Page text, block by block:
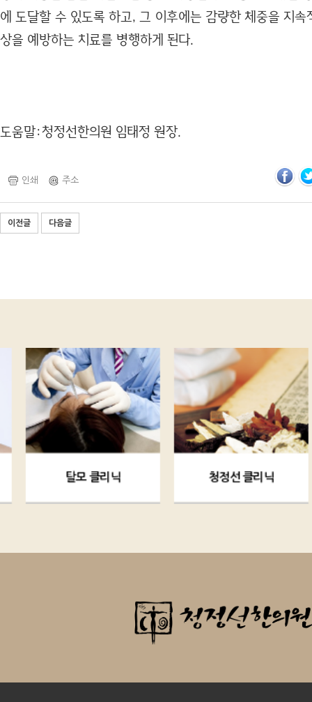
에 도달할 수 있도록 하고, 그 이후에는 감량한 체중을 지속
상을 예방하는 치료를 병행하게 된다.
도움말:청정선한의원 임태정 원장.
인쇄 주소
이전글 다음글
탈모 클리닉 청정선 클리닉